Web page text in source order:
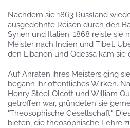
Nachdem sie 1863 Russland
ausgedehnte Reisen durch den
Syrien und Italien. 1868 reiste sie
Meister nach Indien und Tibet.
den Libanon und Odessa kam sie
Auf Anraten ihres Meisters ging
begann ihr öffentliches Wirken.
Henry Steel Olcott und William
getroffen war, gründeten sie
"Theosophische Gesellschaft".
bieten, die theosophische Lehre